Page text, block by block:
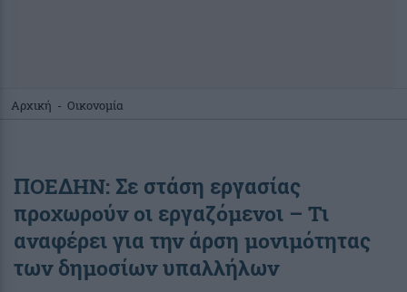
Αρχική - Οικονομία
ΠΟΕΔΗΝ: Σε στάση εργασίας
προχωρούν οι εργαζόμενοι – Τι
αναφέρει για την άρση μονιμότητας
των δημοσίων υπαλλήλων